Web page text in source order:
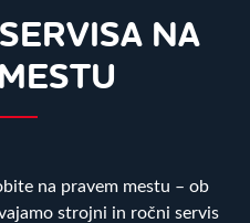
NA
na pravem mestu – ob
strojni in ročni servis